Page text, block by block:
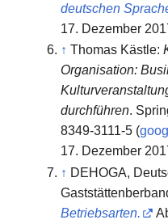
deutschen
17. Dezember
↑ Thomas Kästle:
Organisation:
durchführen.
8349-3111-5 (
17. Dezember
↑ DEHOGA,
Betriebsarten.